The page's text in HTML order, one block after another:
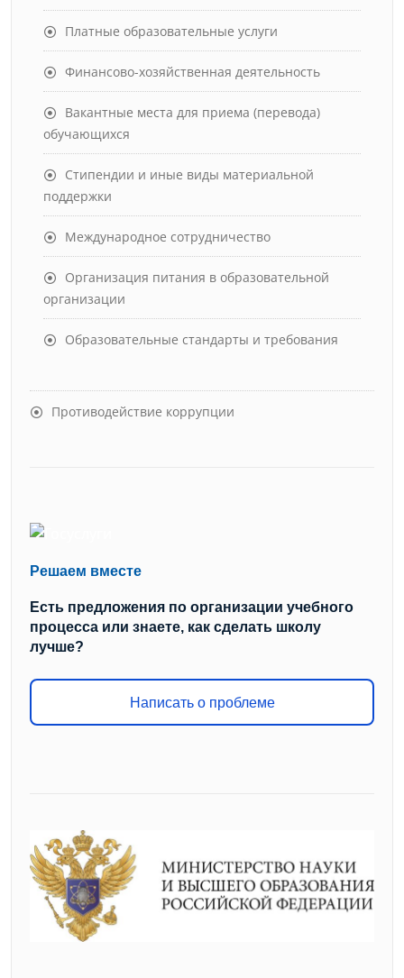
Платные образовательные услуги
Финансово-хозяйственная деятельность
Вакантные места для приема (перевода)
обучающихся
Стипендии и иные виды материальной
поддержки
Международное сотрудничество
Организация питания в образовательной
организации
Образовательные стандарты и требования
Противодействие коррупции
Решаем вместе
Есть предложения по организации учебного
процесса или знаете, как сделать школу
лучше?
Написать о проблеме